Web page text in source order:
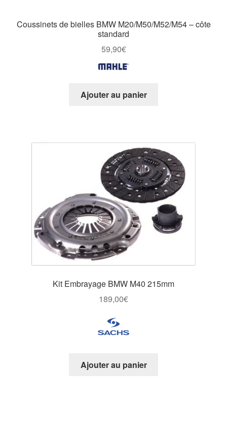
Coussinets de bielles BMW M20/M50/M52/M54 – côte
standard
59,90€
Ajouter au panier
Kit Embrayage BMW M40 215mm
189,00€
Ajouter au panier